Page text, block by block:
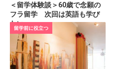
＜留学体験談＞60歳で念願の
フラ留学 次回は英語も学び
たい
留学前に役立つ